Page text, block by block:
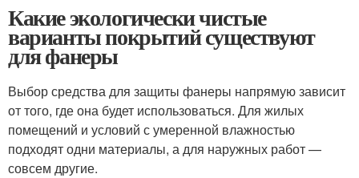
Какие экологически чистые
варианты покрытий существуют
для фанеры
Выбор средства для защиты фанеры напрямую зависит
от того, где она будет использоваться. Для жилых
помещений и условий с умеренной влажностью
подходят одни материалы, а для наружных работ —
совсем другие.